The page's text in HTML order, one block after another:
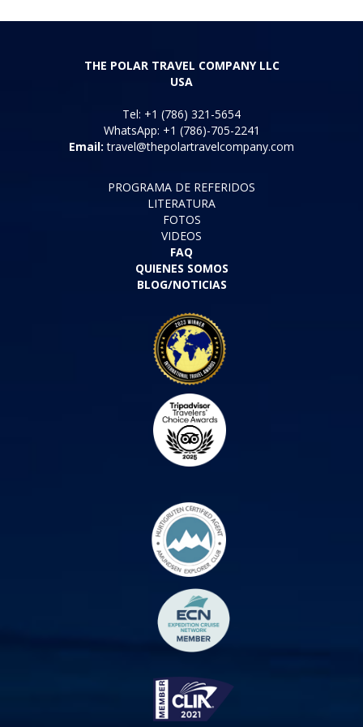
THE POLAR TRAVEL COMPANY LLC
USA
Tel: +1 (786) 321-5654
WhatsApp: +1 (786)-705-2241
Email: travel@thepolartravelcompany.com
PROGRAMA DE REFERIDOS
LITERATURA
FOTOS
VIDEOS
FAQ
QUIENES SOMOS
BLOG/NOTICIAS